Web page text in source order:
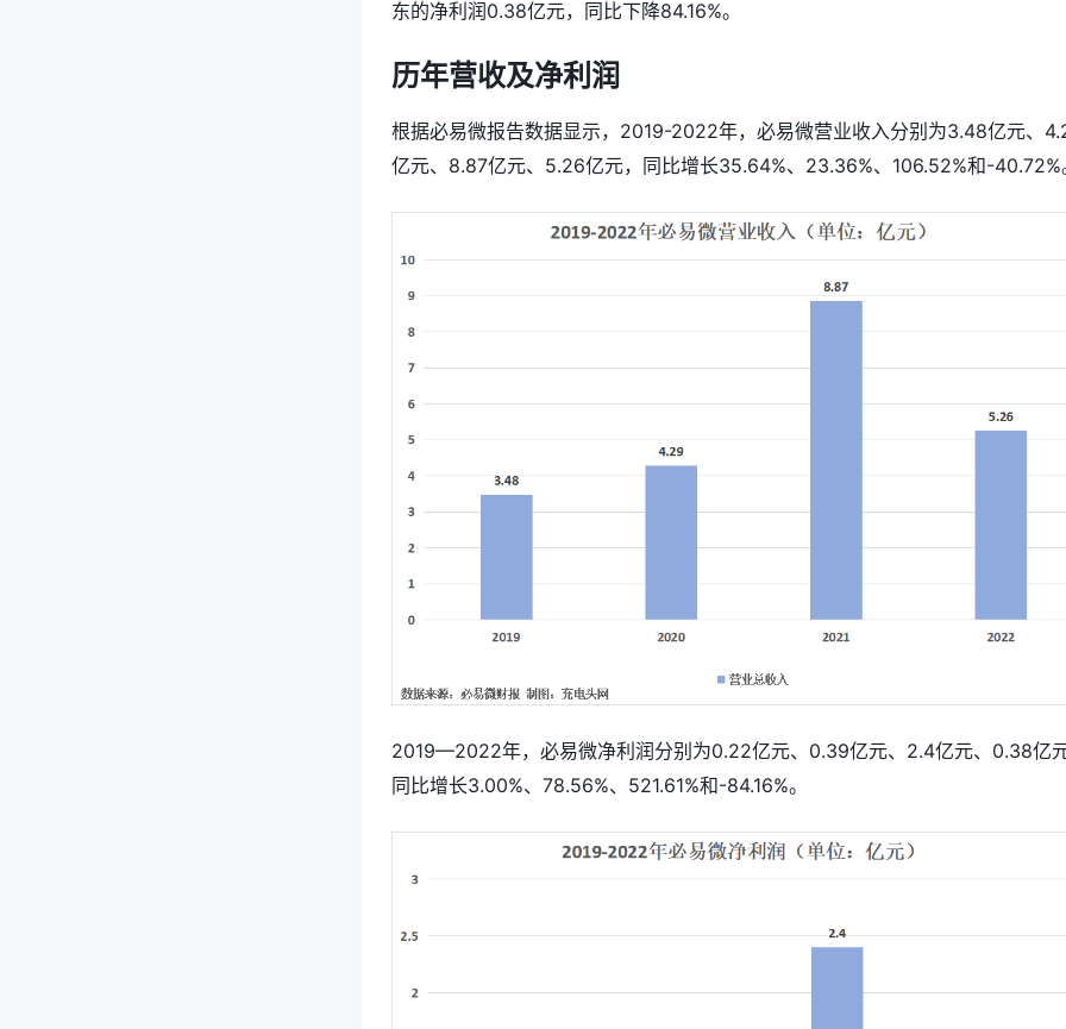
东的净利润0.38亿元，同比下降84.16%。
历年营收及净利润
根据必易微报告数据显示，2019-2022年，必易微营业收入分别为3.48亿元、
亿元、8.87亿元、5.26亿元，同比增长35.64%、23.36%、106.52%和-40.72%
2019—2022年，必易微净利润分别为0.22亿元、0.39亿元、2.4亿元、0.38亿
同比增长3.00%、78.56%、521.61%和-84.16%。